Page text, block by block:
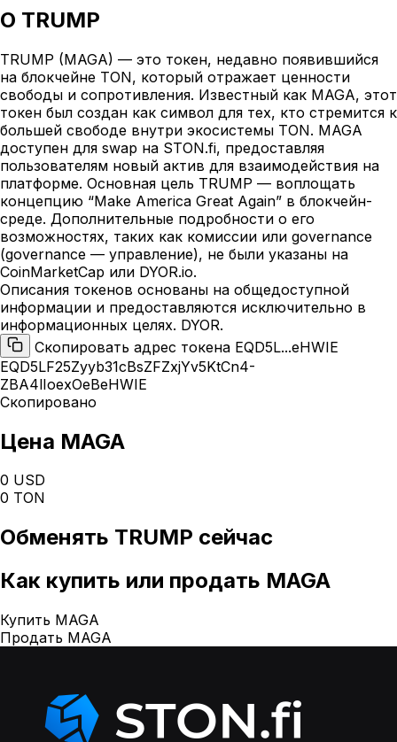
О TRUMP
TRUMP (MAGA) — это токен, недавно появившийся
на блокчейне TON, который отражает ценности
свободы и сопротивления. Известный как MAGA, этот
токен был создан как символ для тех, кто стремится к
большей свободе внутри экосистемы TON. MAGA
доступен для swap на STON.fi, предоставляя
пользователям новый актив для взаимодействия на
платформе. Основная цель TRUMP — воплощать
концепцию “Make America Great Again” в блокчейн-
среде. Дополнительные подробности о его
возможностях, таких как комиссии или governance
(governance — управление), не были указаны на
CoinMarketCap или DYOR.io.
Описания токенов основаны на общедоступной
информации и предоставляются исключительно в
информационных целях. DYOR.
Скопировать адрес токена EQD5L...eHWIE
EQD5LF25Zyyb31cBsZFZxjYv5KtCn4-
ZBA4lIoexOeBeHWIE
Скопировано
Цена MAGA
0 USD
0 TON
Обменять TRUMP сейчас
Как купить или продать MAGA
Купить MAGA
Продать MAGA